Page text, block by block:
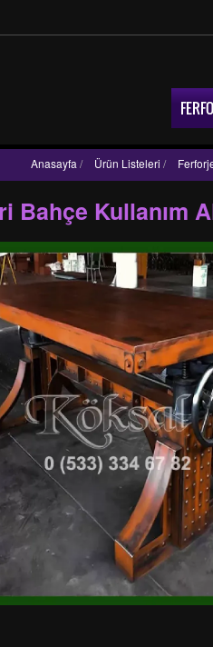
Anasayfa / Ürün Listeleri /
Bahçe Kullanım